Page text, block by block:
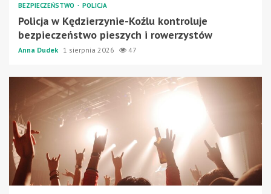
BEZPIECZEŃSTWO POLICJA
Policja w Kędzierzynie-Koźlu kontroluje
bezpieczeństwo pieszych i rowerzystów
Anna Dudek 1 sierpnia 2026 47